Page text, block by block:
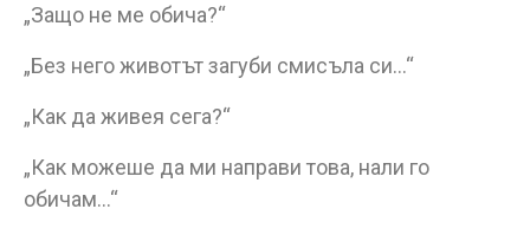
„Защо не ме обича?“
„Без него животът загуби смисъла си…“
„Как да живея сега?“
„Как можеше да ми направи това, нали го
обичам…“